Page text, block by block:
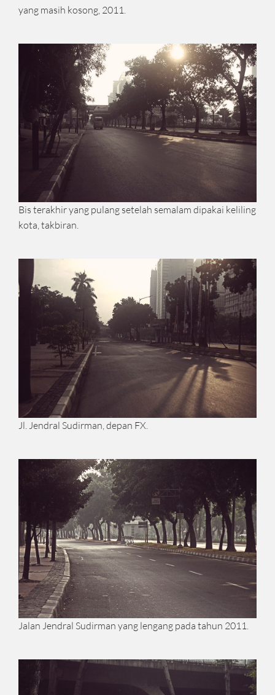
yang masih kosong, 2011.
Bis terakhir yang pulang setelah semalam dipakai keliling
kota, takbiran.
Jl. Jendral Sudirman, depan FX.
Jalan Jendral Sudirman yang lengang pada tahun 2011.